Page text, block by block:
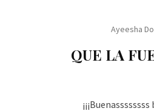
Ayeesha
QUE LA